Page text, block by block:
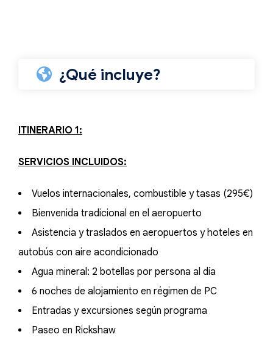
¿Qué incluye?
ITINERARIO 1:
SERVICIOS INCLUIDOS:
Vuelos internacionales, combustible y tasas (295€)
Bienvenida tradicional en el aeropuerto
Asistencia y traslados en aeropuertos y hoteles en
autobús con aire acondicionado
Agua mineral: 2 botellas por persona al día
6 noches de alojamiento en régimen de PC
Entradas y excursiones según programa
Paseo en Rickshaw